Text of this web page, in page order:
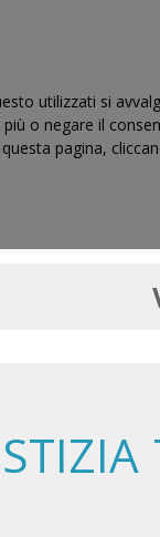
utilizzati si
più o negare il
pagina,